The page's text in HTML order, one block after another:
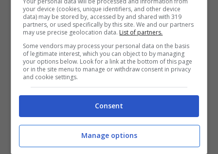
tutt’altro visto chesu di lui incombe una
vera disgrazia.
Lorenzo: “Marquez? Non
è l’anno giusto per avere
una Ducati clienti”
Non sempre essere in sella ad una moto
ufficiale rappresenta un vantaggio. Un anno
your device (cookies, unique identifiers, and other device
data) may be stored by, accessed by and shared with 319
partners, or used specifically by this site. We and our partners
may use precise geolocation data. List of partners.
Some vendors may process your personal data on the basis
of legitimate interest, which you can object to by managing
your options below. Look for a link at the bottom of this page
or in the site menu to manage or withdraw consent in privacy
and cookie settings.
Consent
Manage options